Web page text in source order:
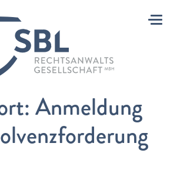
Anmeldung